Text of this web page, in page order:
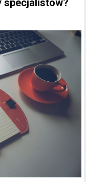
specjalistów?